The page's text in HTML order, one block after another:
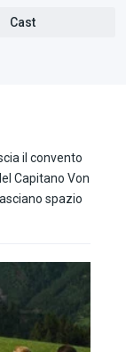
Cast
il convento
Capitano Von
spazio